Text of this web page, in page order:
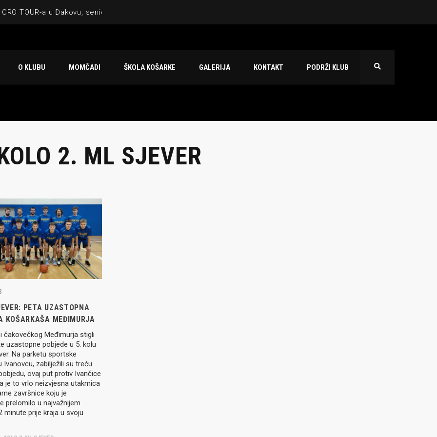
TOUR-a u Đakovu, seniorska ekipa 3×3 osvojila Krbulju
atraktivnu NCAA ekipu OBU Bison
O KLUBU MOMČADI ŠKOLA KOŠARKE GALERIJA KONTAKT PODRŽI KLUB
2. ML SJEVER
PETA UZASTOPNA
KOŠARKAŠA MEĐIMURJA
čakovečkog Međimurja stigli
uzastopne pobjede u 5. kolu
Na parketu sportske
Ivanovcu, zabilježili su treću
ovaj put protiv Ivančice
je to vrlo neizvjesna utakmica
završnice koju je
prelomilo u najvažnijem
minute prije kraja u svoju
OBJAVE
U14 na završnici CRO
Đakovu, seniorska ekipa
Krbulju
trener seniorske
za sezonu
u revijalnoj utakmici
NCAA ekipu OBU
Međimurja 2. mjesto u